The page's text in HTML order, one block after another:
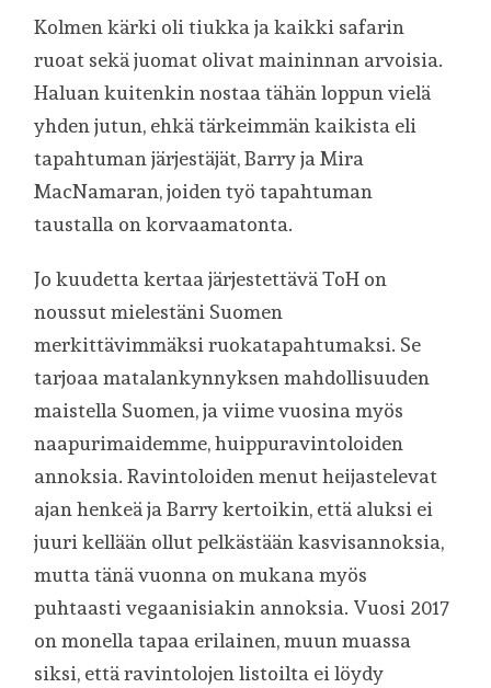
Kolmen kärki oli tiukka ja kaikki safarin
ruoat sekä juomat olivat maininnan arvoisia.
Haluan kuitenkin nostaa tähän loppun vielä
yhden jutun, ehkä tärkeimmän kaikista eli
tapahtuman järjestäjät, Barry ja Mira
MacNamaran, joiden työ tapahtuman
taustalla on korvaamatonta.
Jo kuudetta kertaa järjestettävä ToH on
noussut mielestäni Suomen
merkittävimmäksi ruokatapahtumaksi. Se
tarjoaa matalankynnyksen mahdollisuuden
maistella Suomen, ja viime vuosina myös
naapurimaidemme, huippuravintoloiden
annoksia. Ravintoloiden menut heijastelevat
ajan henkeä ja Barry kertoikin, että aluksi ei
juuri kellään ollut pelkästään kasvisannoksia,
mutta tänä vuonna on mukana myös
puhtaasti vegaanisiakin annoksia. Vuosi 2017
on monella tapaa erilainen, muun muassa
siksi, että ravintolojen listoilta ei löydy